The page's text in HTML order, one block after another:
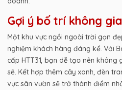
Gợi ý bố trí không
Một khu vực ngồi ngoài trời gọn
nghiệm khách hàng đáng kể. Với
cấp HTT31, bạn dễ tạo nên không
sẽ. Kết hợp thêm cây xanh, đèn
vực sân vườn sẽ trở thành điểm